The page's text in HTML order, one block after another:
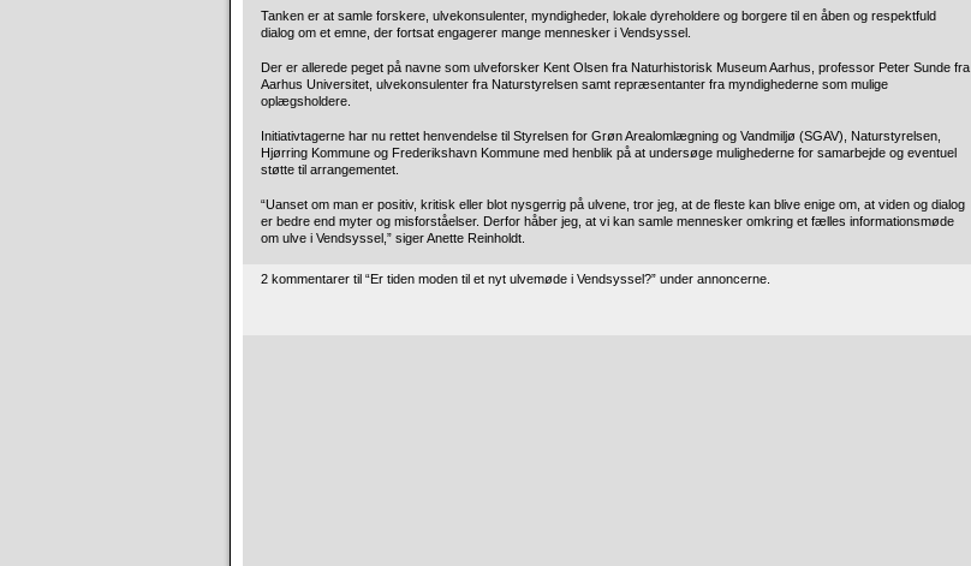
Tanken er at samle forskere, ulvekonsulenter, myndigheder, lokale dyreholdere og borgere til en åben og respektfuld
dialog om et emne, der fortsat engagerer mange mennesker i Vendsyssel.
Der er allerede peget på navne som ulveforsker Kent Olsen fra Naturhistorisk Museum Aarhus, professor Peter Sunde fra
Aarhus Universitet, ulvekonsulenter fra Naturstyrelsen samt repræsentanter fra myndighederne som mulige
oplægsholdere.
Initiativtagerne har nu rettet henvendelse til Styrelsen for Grøn Arealomlægning og Vandmiljø (SGAV), Naturstyrelsen,
Hjørring Kommune og Frederikshavn Kommune med henblik på at undersøge mulighederne for samarbejde og eventuel
støtte til arrangementet.
“Uanset om man er positiv, kritisk eller blot nysgerrig på ulvene, tror jeg, at de fleste kan blive enige om, at viden og dialog
er bedre end myter og misforståelser. Derfor håber jeg, at vi kan samle mennesker omkring et fælles informationsmøde
om ulve i Vendsyssel,” siger Anette Reinholdt.
2 kommentarer til “Er tiden moden til et nyt ulvemøde i Vendsyssel?” under annoncerne.